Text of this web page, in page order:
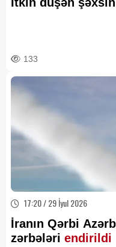
133
17:20 / 29 İyul 2026
İranın Qərbi
zərbələri endirildi